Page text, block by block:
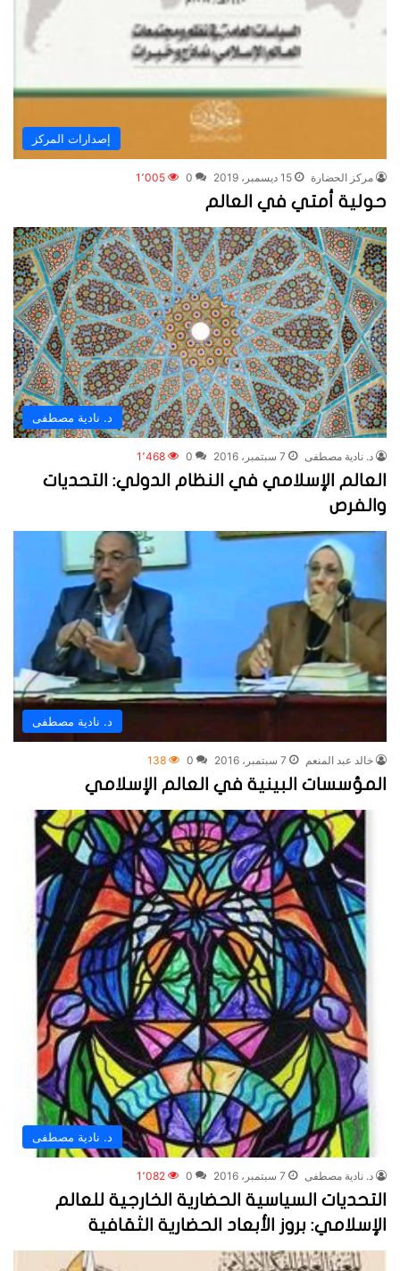
إصدارات المركز
مركز الحضارة 15 ديسمبر، 2019 0 1٬005
حولية أمتي في العالم
د. نادية مصطفى
د. نادية مصطفى 7 سبتمبر، 2016 0 1٬468
العالم الإسلامي في النظام الدولي: التحديات
والفرص
د. نادية مصطفى
خالد عبد المنعم 7 سبتمبر، 2016 0
138
المؤسسات البينية في العالم الإسلامي
د. نادية مصطفى
د. نادية مصطفى 7 سبتمبر، 2016 0 1٬082
التحديات السياسية الحضارية الخارجية للعالم
الإسلامي: بروز الأبعاد الحضارية الثقافية